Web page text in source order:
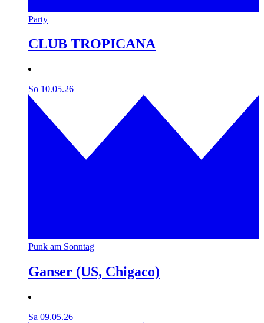
Party
CLUB TROPICANA
So 10.05.26 —
Punk am Sonntag
Ganser (US, Chigaco)
Sa 09.05.26 —